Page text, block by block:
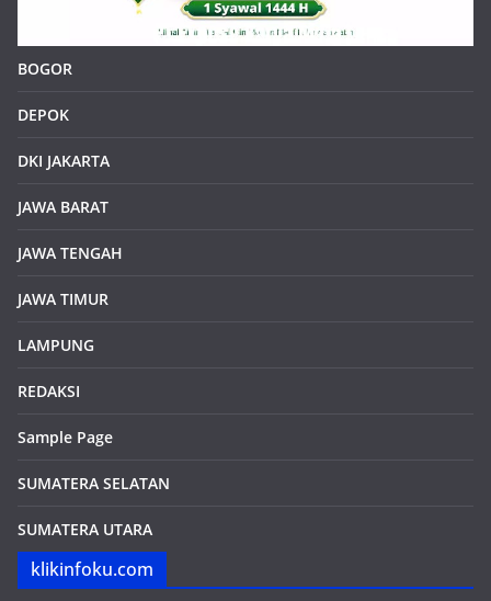
BOGOR
DEPOK
DKI JAKARTA
JAWA BARAT
JAWA TENGAH
JAWA TIMUR
LAMPUNG
REDAKSI
Sample Page
SUMATERA SELATAN
SUMATERA UTARA
klikinfoku.com